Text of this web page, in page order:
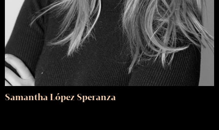
Samantha López Speranza